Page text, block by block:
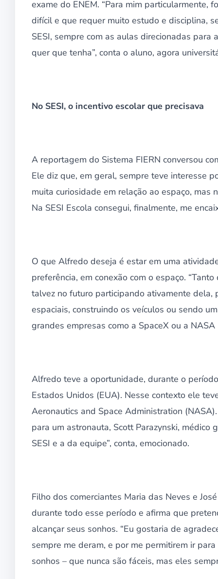
exame do ENEM. “Para mim particularmente,
difícil e que requer muito estudo e disciplina,
SESI, sempre com as aulas direcionadas
quer que tenha”, conta o aluno, agora
No SESI, o incentivo escolar que precisava
A reportagem do Sistema FIERN conversou
Ele diz que, em geral, sempre teve interesse
muita curiosidade em relação ao espaço,
Na SESI Escola consegui, finalmente, me
O que Alfredo deseja é estar em uma
preferência, em conexão com o espaço.
talvez no futuro participando ativamente
espaciais, construindo os veículos ou sendo
grandes empresas como a SpaceX ou a NASA
Alfredo teve a oportunidade, durante o
Estados Unidos (EUA). Nesse contexto ele
Aeronautics and Space Administration
para um astronauta, Scott Parazynski,
SESI e a da equipe”, conta, emocionado.
Filho dos comerciantes Maria das Neves e
durante todo esse período e afirma que
alcançar seus sonhos. “Eu gostaria de
sempre me deram, e por me permitirem ir
sonhos – que nunca são fáceis, mas eles